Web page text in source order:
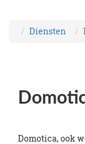
Diensten
Domotica, ook